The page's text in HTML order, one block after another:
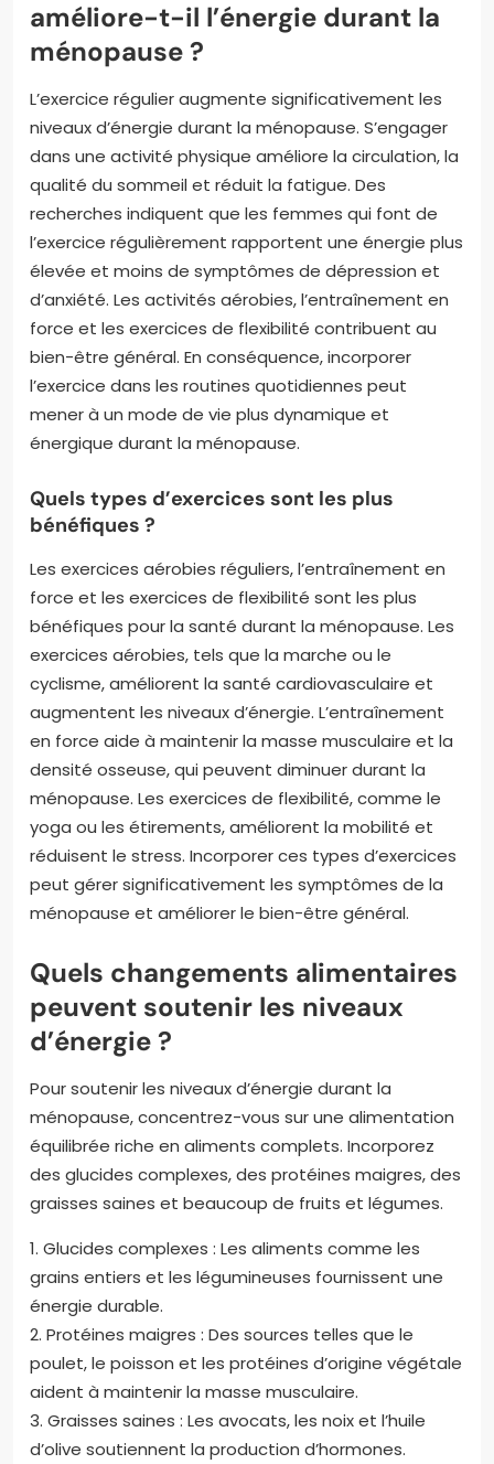
améliore-t-il l’énergie durant la
ménopause ?
L’exercice régulier augmente significativement les
niveaux d’énergie durant la ménopause. S’engager
dans une activité physique améliore la circulation, la
qualité du sommeil et réduit la fatigue. Des
recherches indiquent que les femmes qui font de
l’exercice régulièrement rapportent une énergie plus
élevée et moins de symptômes de dépression et
d’anxiété. Les activités aérobies, l’entraînement en
force et les exercices de flexibilité contribuent au
bien-être général. En conséquence, incorporer
l’exercice dans les routines quotidiennes peut
mener à un mode de vie plus dynamique et
énergique durant la ménopause.
Quels types d’exercices sont les plus
bénéfiques ?
Les exercices aérobies réguliers, l’entraînement en
force et les exercices de flexibilité sont les plus
bénéfiques pour la santé durant la ménopause. Les
exercices aérobies, tels que la marche ou le
cyclisme, améliorent la santé cardiovasculaire et
augmentent les niveaux d’énergie. L’entraînement
en force aide à maintenir la masse musculaire et la
densité osseuse, qui peuvent diminuer durant la
ménopause. Les exercices de flexibilité, comme le
yoga ou les étirements, améliorent la mobilité et
réduisent le stress. Incorporer ces types d’exercices
peut gérer significativement les symptômes de la
ménopause et améliorer le bien-être général.
Quels changements alimentaires
peuvent soutenir les niveaux
d’énergie ?
Pour soutenir les niveaux d’énergie durant la
ménopause, concentrez-vous sur une alimentation
équilibrée riche en aliments complets. Incorporez
des glucides complexes, des protéines maigres, des
graisses saines et beaucoup de fruits et légumes.
1. Glucides complexes : Les aliments comme les
grains entiers et les légumineuses fournissent une
énergie durable.
2. Protéines maigres : Des sources telles que le
poulet, le poisson et les protéines d’origine végétale
aident à maintenir la masse musculaire.
3. Graisses saines : Les avocats, les noix et l’huile
d’olive soutiennent la production d’hormones.